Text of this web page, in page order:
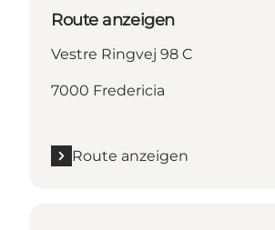
Route anzeigen
Vestre Ringvej 98 C
7000 Fredericia
Route anzeigen